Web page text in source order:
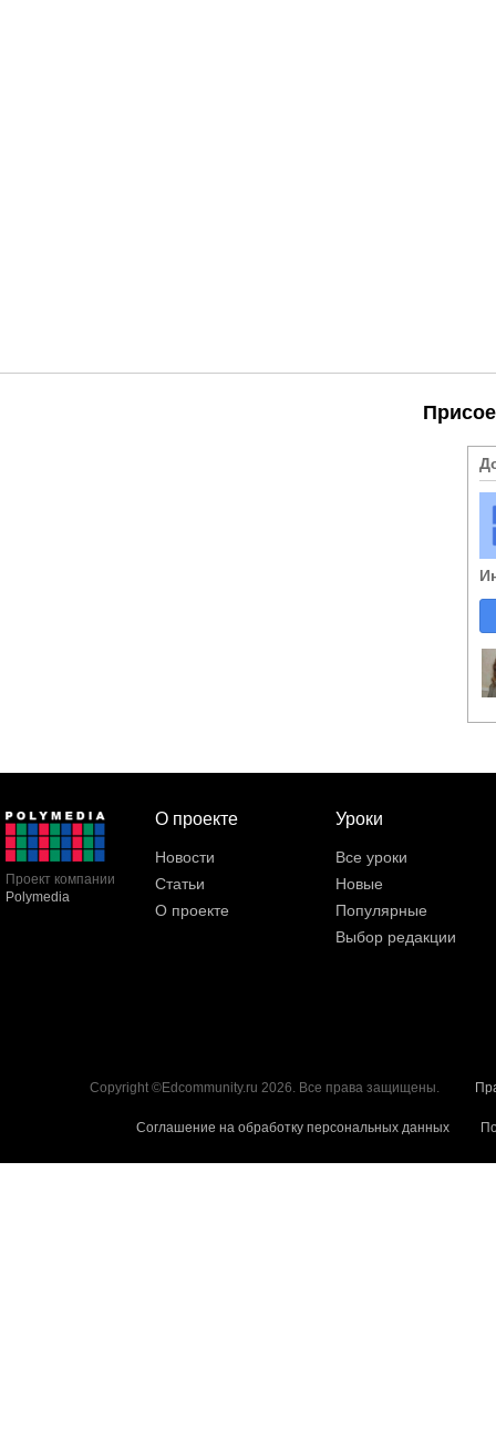
Проект компании
Polymedia
О проекте
Новости
Статьи
О проекте
Уроки
Все уроки
Новые
Популярные
Выбор редакции
Copyright ©Edcommunity.ru 2026. Все права защищены.
Соглашение на обработку персональных данных